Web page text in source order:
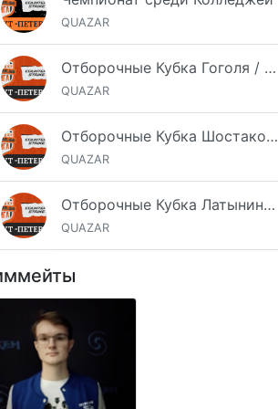
QUAZAR
Отборочные Кубка Гоголя / Этап 6
QUAZAR
Отборочные Кубка Шостаковича / Этап 4
QUAZAR
Отборочные Кубка Латыниной / Этап 3
QUAZAR